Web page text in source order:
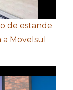
de estande
Movelsul